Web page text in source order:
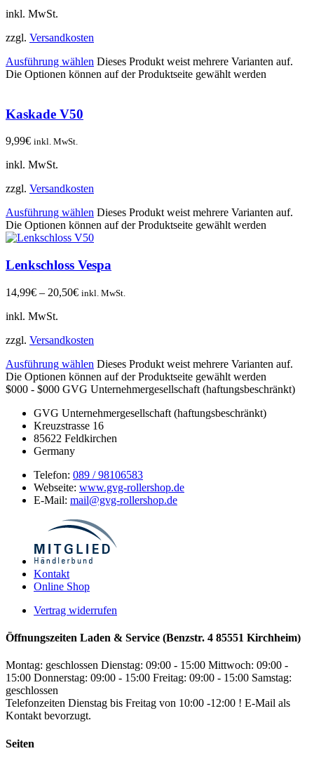
inkl. MwSt.
zzgl. Versandkosten
Ausführung wählen Dieses Produkt weist mehrere Varianten auf.
Die Optionen können auf der Produktseite gewählt werden
Kaskade V50
9,99€ inkl. MwSt.
inkl. MwSt.
zzgl. Versandkosten
Ausführung wählen Dieses Produkt weist mehrere Varianten auf.
Die Optionen können auf der Produktseite gewählt werden
Lenkschloss Vespa
14,99€ – 20,50€ inkl. MwSt.
inkl. MwSt.
zzgl. Versandkosten
Ausführung wählen Dieses Produkt weist mehrere Varianten auf.
Die Optionen können auf der Produktseite gewählt werden
$000 - $000 GVG Unternehmergesellschaft (haftungsbeschränkt)
GVG Unternehmergesellschaft (haftungsbeschränkt)
Kreuzstrasse 16
85622 Feldkirchen
Germany
Telefon: 089 / 98106583
Webseite: www.gvg-rollershop.de
E-Mail: mail@gvg-rollershop.de
Kontakt
Online Shop
Vertrag widerrufen
Öffnungszeiten Laden & Service (Benzstr. 4 85551 Kirchheim)
Montag: geschlossen Dienstag: 09:00 - 15:00 Mittwoch: 09:00 -
15:00 Donnerstag: 09:00 - 15:00 Freitag: 09:00 - 15:00 Samstag:
geschlossen
Telefonzeiten Dienstag bis Freitag von 10:00 -12:00 ! E-Mail als
Kontakt bevorzugt.
Seiten